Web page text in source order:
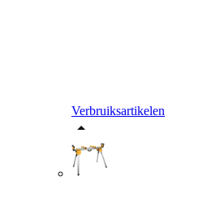
Verbruiksartikelen